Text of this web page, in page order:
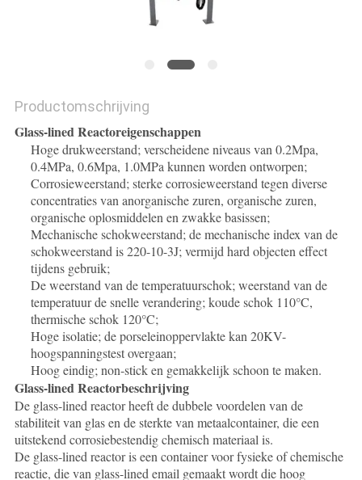
Productomschrijving
Glass-lined Reactoreigenschappen
Hoge drukweerstand; verscheidene niveaus van 0.2Mpa,
0.4MPa, 0.6Mpa, 1.0MPa kunnen worden ontworpen;
Corrosieweerstand; sterke corrosieweerstand tegen diverse
concentraties van anorganische zuren, organische zuren,
organische oplosmiddelen en zwakke basissen;
Mechanische schokweerstand; de mechanische index van de
schokweerstand is 220-10-3J; vermijd hard objecten effect
tijdens gebruik;
De weerstand van de temperatuurschok; weerstand van de
temperatuur de snelle verandering; koude schok 110°C,
thermische schok 120°C;
Hoge isolatie; de porseleinoppervlakte kan 20KV-
hoogspanningstest overgaan;
Hoog eindig; non-stick en gemakkelijk schoon te maken.
Glass-lined Reactorbeschrijving
De glass-lined reactor heeft de dubbele voordelen van de
stabiliteit van glas en de sterkte van metaalcontainer, die een
uitstekend corrosiebestendig chemisch materiaal is.
De glass-lined reactor is een container voor fysieke of chemische
reactie, die van glass-lined email gemaakt wordt die hoog